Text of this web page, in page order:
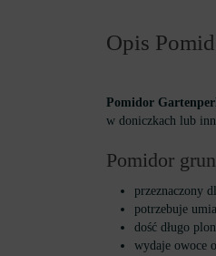
Opis
Pomidor
w doniczkach lub
Pomidor
przeznaczony
potrzebuje
dość długo
wydaje owoce